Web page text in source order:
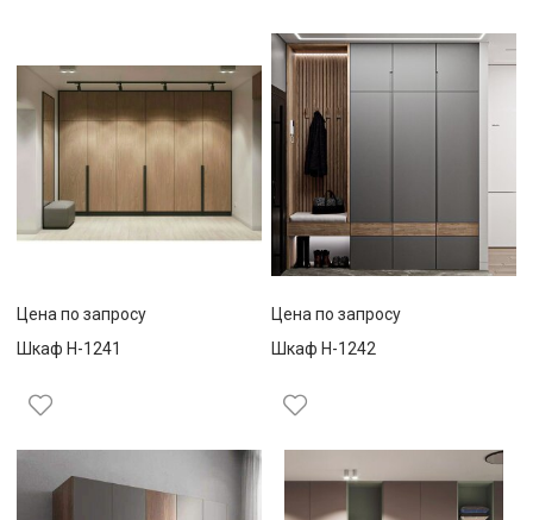
Цена по запросу
Шкаф Н-1241
Цена по запросу
Шкаф Н-1242